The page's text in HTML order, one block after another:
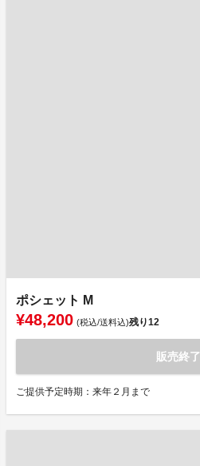
ポシェット M
¥48,200 (税込/送料込)残り12
販売終了
ご提供予定時期：来年２月まで